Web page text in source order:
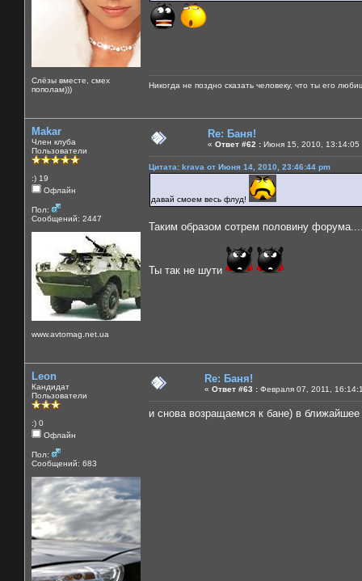
Слёзы вместе, смех
пополам)))
Никогда не поздно сказать человеку, что ты его
Makar
Член клуба
Пользователи
:) 19
Офлайн
Пол:
Сообщений: 2447
www.avtomag.net.ua
Re: Баня!
« Ответ #62 : Июня 15, 2010, 13:14:05
Цитата: krava от Июня 14, 2010, 23:46:44 pm
давай смоем весь флуд!
Таким образом сотрем половину
Ты так не шути
Leon
Кандидат
Пользователи
:) 0
Офлайн
Пол:
Сообщений: 683
Re: Баня!
« Ответ #63 : Февраля 07, 2011,
и снова возращаемся к бане) в